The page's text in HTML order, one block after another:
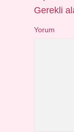
Gerekli
Yorum